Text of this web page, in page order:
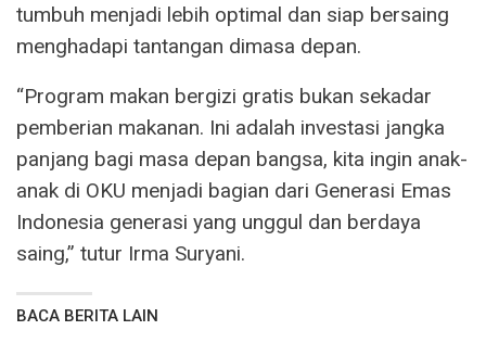
tumbuh menjadi lebih optimal dan siap bersaing
menghadapi tantangan dimasa depan.
“Program makan bergizi gratis bukan sekadar
pemberian makanan. Ini adalah investasi jangka
panjang bagi masa depan bangsa, kita ingin anak-
anak di OKU menjadi bagian dari Generasi Emas
Indonesia generasi yang unggul dan berdaya
saing,” tutur Irma Suryani.
BACA BERITA LAIN